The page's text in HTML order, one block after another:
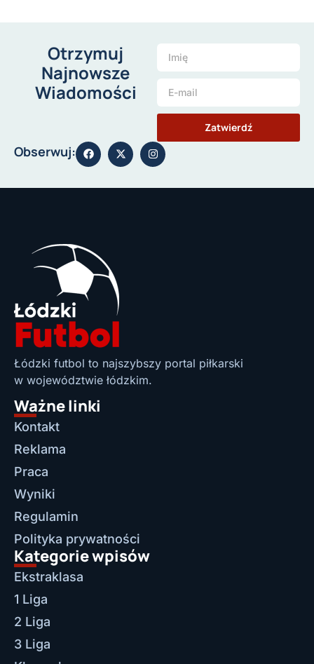
Otrzymuj
Najnowsze
Wiadomości
Zatwierdź
Obserwuj:
Łódzki futbol to najszybszy portal piłkarski
w województwie łódzkim.
Ważne linki
Kontakt
Reklama
Praca
Wyniki
Regulamin
Polityka prywatności
Kategorie wpisów
Ekstraklasa
1 Liga
2 Liga
3 Liga